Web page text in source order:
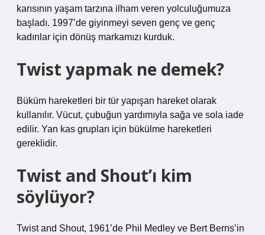
karısının yaşam tarzına ilham veren yolculuğumuza
başladı. 1997’de giyinmeyi seven genç ve genç
kadınlar için dönüş markamızı kurduk.
Twist yapmak ne demek?
Büküm hareketleri bir tür yapışan hareket olarak
kullanılır. Vücut, çubuğun yardımıyla sağa ve sola iade
edilir. Yan kas grupları için bükülme hareketleri
gereklidir.
Twist and Shout’ı kim
söylüyor?
Twist and Shout, 1961’de Phil Medley ve Bert Berns’in